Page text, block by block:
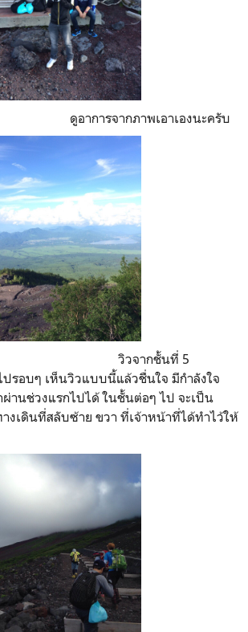
กภาพเอาเองนะครับ
กชั้นที่ 5
ปรอบๆ เห็นวิวแบบนี้แล้วชื่นใจ มีกำลังใจ
านช่วงแรกไปได้ ในชั้นต่อๆ ไป จะเป็น
งเดินที่สลับซ้าย ขวา ที่เจ้าหน้าที่ได้ทำไว้ให้